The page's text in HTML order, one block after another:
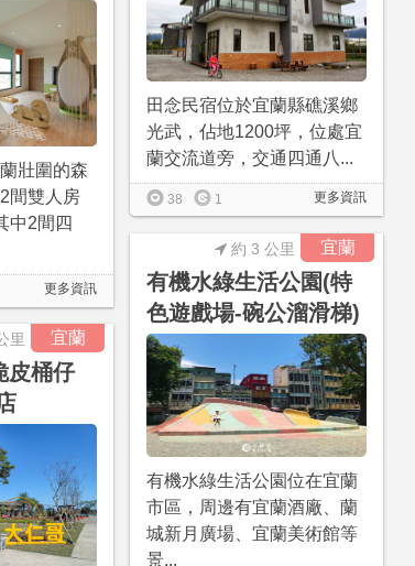
田念民宿位於宜蘭縣礁溪鄉
光武，佔地1200坪，位處宜
蘭交流道旁，交通四通八...
更多資訊
38 1
壯圍的森
間雙人房
中2間四
更多資訊
宜蘭
有機水綠生活公園(特
色遊戲場-碗公溜滑梯)
約 3 公里
有機水綠生活公園位在宜蘭
市區，周邊有宜蘭酒廠、蘭
城新月廣場、宜蘭美術館等
景...
宜蘭
皮桶仔
里